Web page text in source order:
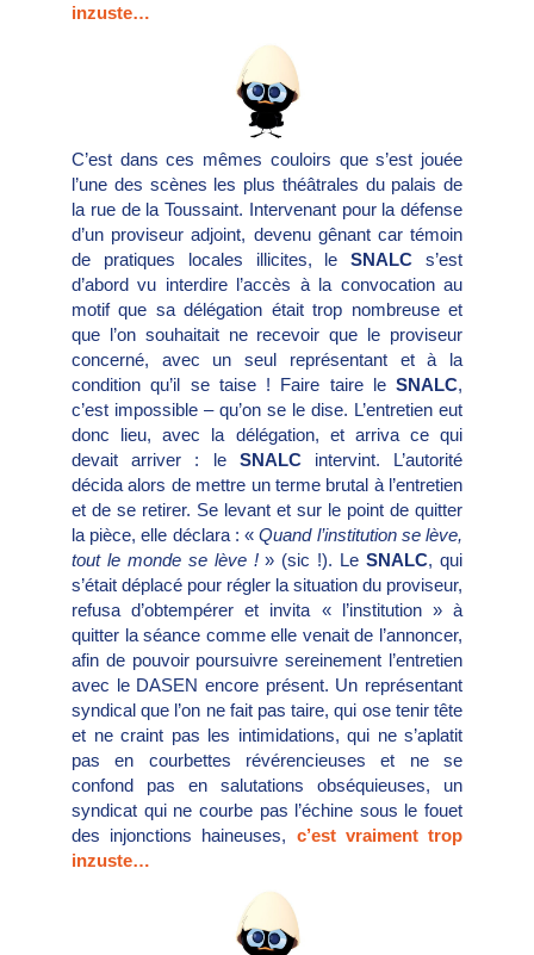
inzuste…
C’est dans ces mêmes couloirs que s’est jouée
l’une des scènes les plus théâtrales du palais de
la rue de la Toussaint. Intervenant pour la défense
d’un proviseur adjoint, devenu gênant car témoin
de pratiques locales illicites, leSNALC s’est
d’abord vu interdire l’accès à la convocation au
motif que sa délégation était trop nombreuse et
que l’on souhaitait ne recevoir que le proviseur
concerné, avec un seul représentant et à la
condition qu’il se taise ! Faire taire le SNALC,
c’est impossible – qu’on se le dise. L’entretien eut
donc lieu, avec la délégation, et arriva ce qui
devait arriver : le SNALCintervint. L’autorité
décida alors de mettre un terme brutal à l’entretien
et de se retirer. Se levant et sur le point de quitter
la pièce, elle déclara : «Quand l’institution se lève,
tout le monde se lève !» (sic !). LeSNALC, qui
s’était déplacé pour régler la situation du proviseur,
refusa d’obtempérer et invita « l’institution » à
quitter la séance comme elle venait de l’annoncer,
afin de pouvoir poursuivre sereinement l’entretien
avec le DASEN encore présent. Un représentant
syndical que l’on ne fait pas taire, qui ose tenir tête
et ne craint pas les intimidations, qui ne s’aplatit
pas en courbettes révérencieuses et ne se
confond pas en salutations obséquieuses, un
syndicat qui ne courbe pas l’échine sous le fouet
des injonctions haineuses, c’est vraiment trop
inzuste…